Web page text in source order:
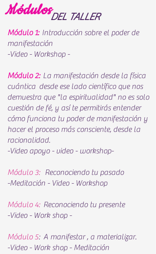
DEL TALLER
Módulos
Módulo 1: Introducción sobre el poder de
manifestación
-Video - Workshop -
Módulo 2: La manifestación desde la física
cuántica desde ese lado científico que nos
demuestra que "la espiritualidad" no es solo
cuestión de fé, y así te permitirás entender
cómo funciona tu poder de manifestación y
hacer el proceso más consciente, desde la
racionalidad.
-Video apoyo - video - workshop-
Módulo 3:Reconociendo tu pasado
-Meditación - Video - Workshop
Módulo 4: Reconociendo tu presente
-Video - Work shop -
Módulo 5: A manifestar , a materializar.
-Video - Work shop - Meditación